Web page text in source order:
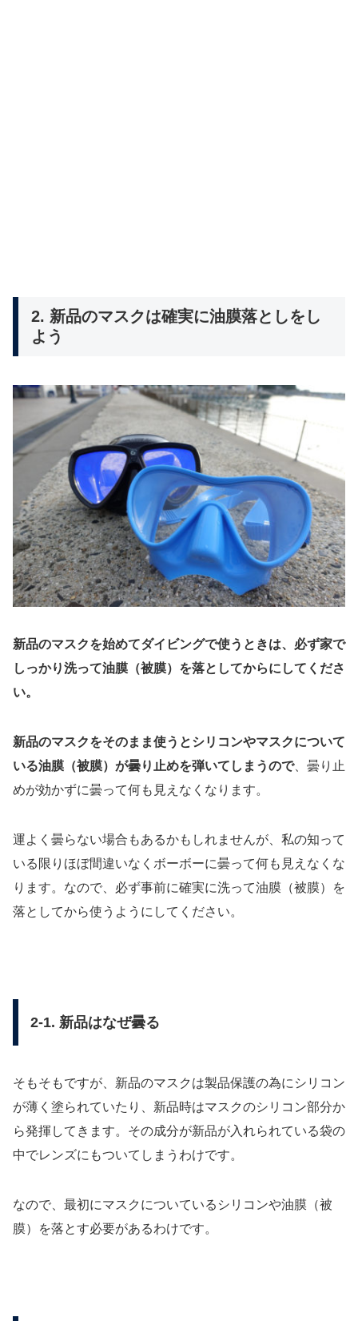
2. 新品のマスクは確実に油膜落としをし
よう
新品のマスクを始めてダイビングで使うときは、必ず家で
しっかり洗って油膜（被膜）を落としてからにしてくださ
い。
新品のマスクをそのまま使うとシリコンやマスクについて
いる油膜（被膜）が曇り止めを弾いてしまうので、曇り止
めが効かずに曇って何も見えなくなります。
運よく曇らない場合もあるかもしれませんが、私の知って
いる限りほぼ間違いなくボーボーに曇って何も見えなくな
ります。なので、必ず事前に確実に洗って油膜（被膜）を
落としてから使うようにしてください。
2-1. 新品はなぜ曇る
そもそもですが、新品のマスクは製品保護の為にシリコン
が薄く塗られていたり、新品時はマスクのシリコン部分か
ら発揮してきます。その成分が新品が入れられている袋の
中でレンズにもついてしまうわけです。
なので、最初にマスクについているシリコンや油膜（被
膜）を落とす必要があるわけです。